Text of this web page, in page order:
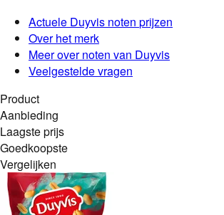
Actuele Duyvis noten prijzen
Over het merk
Meer over noten van Duyvis
Veelgestelde vragen
Product
Aanbieding
Laagste prijs
Goedkoopste
Vergelijken